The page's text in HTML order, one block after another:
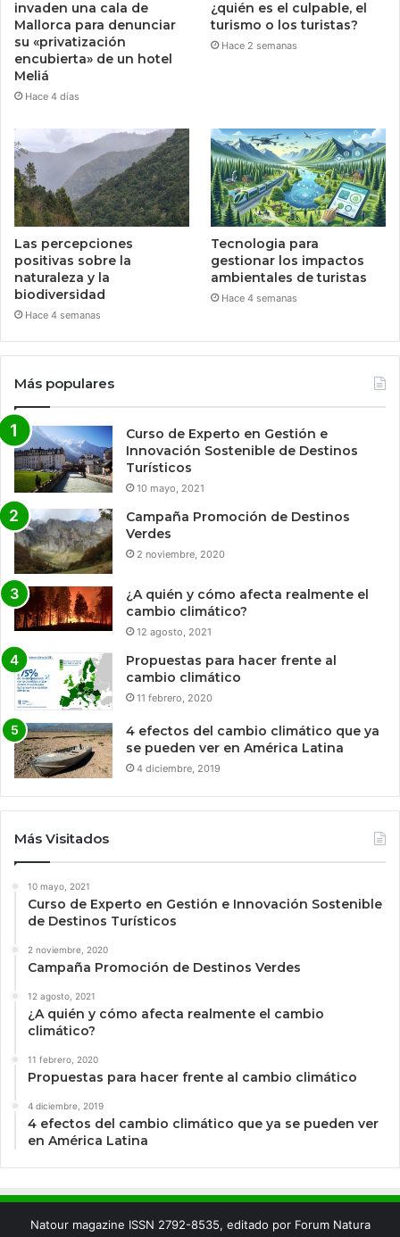
invaden una cala de
Mallorca para denunciar
su «privatización
encubierta» de un hotel
Meliá
Hace 4 días
¿quién es el culpable, el
turismo o los turistas?
Hace 2 semanas
Las percepciones
positivas sobre la
naturaleza y la
biodiversidad
Hace 4 semanas
Tecnologia para
gestionar los impactos
ambientales de turistas
Hace 4 semanas
Más populares
Curso de Experto en Gestión e
Innovación Sostenible de Destinos
Turísticos
10 mayo, 2021
Campaña Promoción de Destinos
Verdes
2 noviembre, 2020
¿A quién y cómo afecta realmente el
cambio climático?
12 agosto, 2021
Propuestas para hacer frente al
cambio climático
11 febrero, 2020
4 efectos del cambio climático que ya
se pueden ver en América Latina
4 diciembre, 2019
Más Visitados
10 mayo, 2021
Curso de Experto en Gestión e Innovación Sostenible
de Destinos Turísticos
2 noviembre, 2020
Campaña Promoción de Destinos Verdes
12 agosto, 2021
¿A quién y cómo afecta realmente el cambio
climático?
11 febrero, 2020
Propuestas para hacer frente al cambio climático
4 diciembre, 2019
4 efectos del cambio climático que ya se pueden ver
en América Latina
Natour magazine ISSN 2792-8535, editado por Forum Natura